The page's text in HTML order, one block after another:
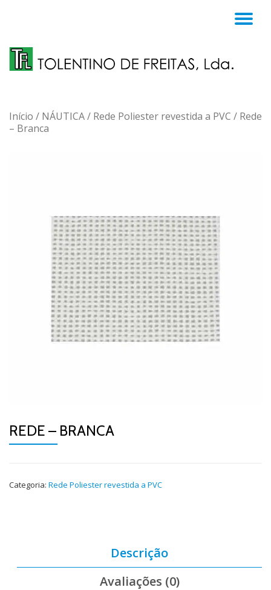
content
Início / NÁUTICA/ Rede Poliester revestida a PVC / Rede
– Branca
REDE – BRANCA
Categoria: Rede Poliester revestida a PVC
Descrição
Avaliações (0)